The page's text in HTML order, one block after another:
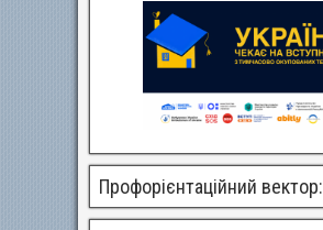
Профорієнтаційний вектор: